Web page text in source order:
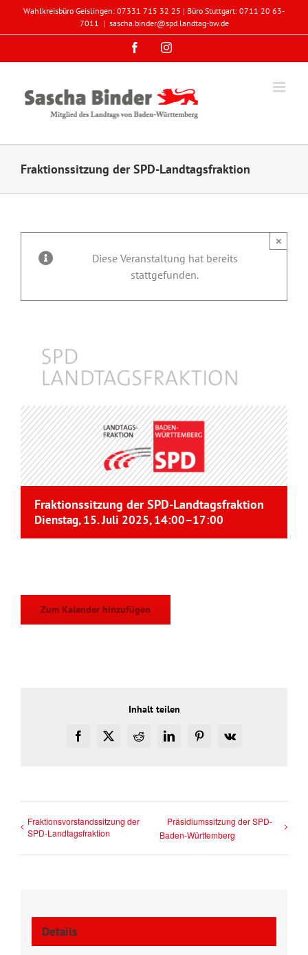
Wahlkreisbüro Geislingen: 07331 715 32 25 | Büro Stuttgart: 0711 20 63-
7011 | sascha.binder@spd.landtag-bw.de
FacebookInstagram
Fraktionssitzung der SPD-Landtagsfraktion
Diese Veranstaltung hat bereits
stattgefunden.
×
Fraktionssitzung der SPD-Landtagsfraktion
Dienstag, 15. Juli 2025, 14:00–17:00
Zum Kalender hinzufügen
Inhalt teilen
Facebook
X RedditLinkedInPinterest
Vk
Fraktionsvorstandssitzung der
SPD-Landtagsfraktion
Präsidiumssitzung der SPD-
Baden-Württemberg
Details